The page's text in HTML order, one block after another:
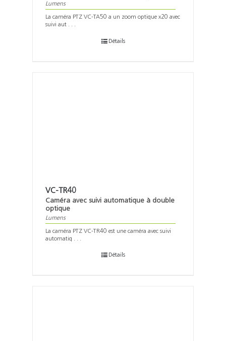
Lumens
La caméra PTZ VC-TA50 a un zoom optique x20 avec
suivi aut . . .
Détails
VC-TR40
Caméra avec suivi automatique à double
optique
Lumens
La caméra PTZ VC-TR40 est une caméra avec suivi
automatiq . . .
Détails